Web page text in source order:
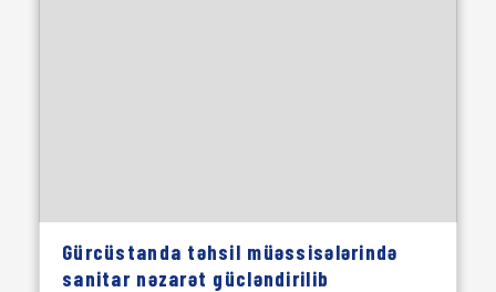
Gürcüstanda təhsil müəssisələrində
sanitar nəzarət gücləndirilib